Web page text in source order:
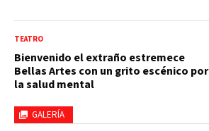
GALERÍA
TEATRO
Bienvenido el extraño estremece
Bellas Artes con un grito escénico por
la salud mental